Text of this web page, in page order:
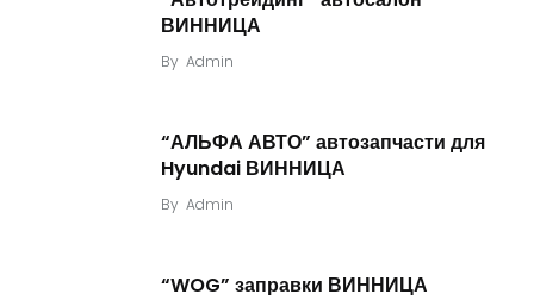
ВИННИЦА
By Admin
“АЛЬФА АВТО” автозапчасти для
Hyundai ВИННИЦА
By Admin
“WOG” заправки ВИННИЦА